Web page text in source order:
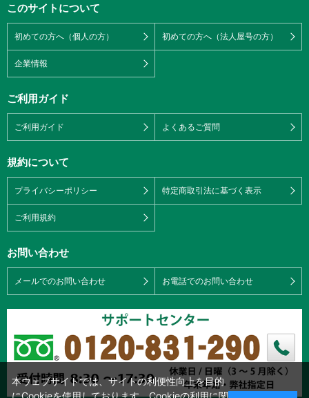
このサイトについて
初めての方へ（個人の方） 初めての方へ（法人屋号の方）
企業情報
ご利用ガイド
ご利用ガイド よくあるご質問
規約について
プライバシーポリシー 特定商取引法に基づく表示
ご利用規約
お問い合わせ
メールでのお問い合わせ お電話でのお問い合わせ
本ウェブサイトでは、サイトの利便性向上を目的